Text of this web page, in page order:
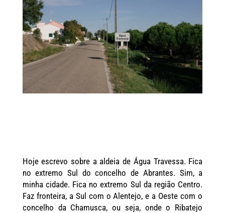
Hoje escrevo sobre a aldeia de Água Travessa. Fica
no extremo Sul do concelho de Abrantes. Sim, a
minha cidade. Fica no extremo Sul da região Centro.
Faz fronteira, a Sul com o Alentejo, e a Oeste com o
concelho da Chamusca, ou seja, onde o Ribatejo